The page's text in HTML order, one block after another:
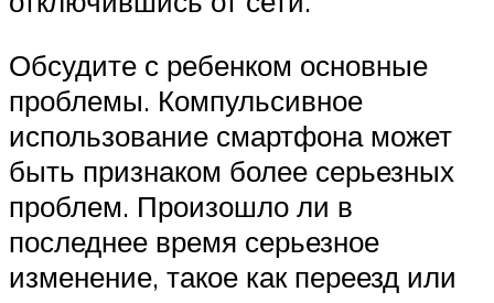
Обсудите с ребенком основные
проблемы. Компульсивное
использование смартфона может
быть признаком более серьезных
проблем. Произошло ли в
последнее время серьезное
изменение, такое как переезд или